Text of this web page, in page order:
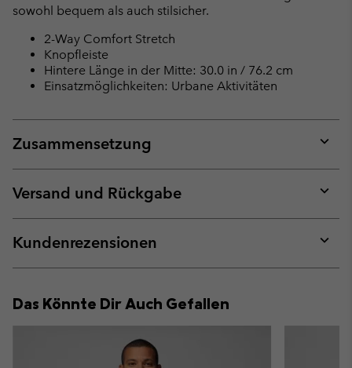
sowohl bequem als auch stilsicher.
2-Way Comfort Stretch
Knopfleiste
Hintere Länge in der Mitte: 30.0 in / 76.2 cm
Einsatzmöglichkeiten: Urbane Aktivitäten
Zusammensetzung
or
Versand und Rückgabe
or
Kundenrezensionen
or
Das Könnte Dir Auch Gefallen